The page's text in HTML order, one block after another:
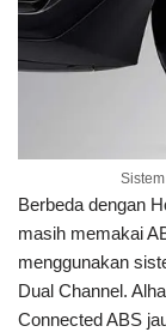
Berbeda dengan
masih memakai
menggunakan
Dual Channel.
Connected ABS